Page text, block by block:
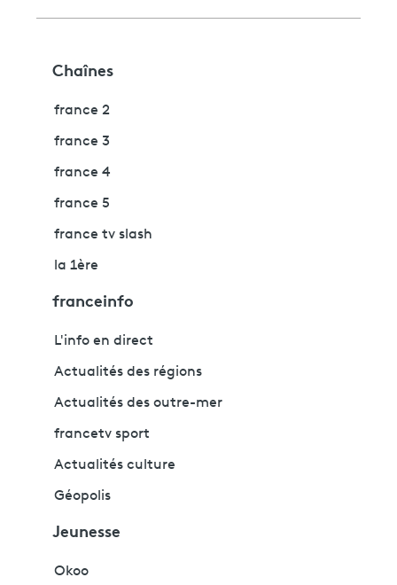
Chaînes
france 2
france 3
france 4
france 5
france tv slash
la 1ère
franceinfo
L'info en direct
Actualités des régions
Actualités des outre-mer
francetv sport
Actualités culture
Géopolis
Jeunesse
Okoo